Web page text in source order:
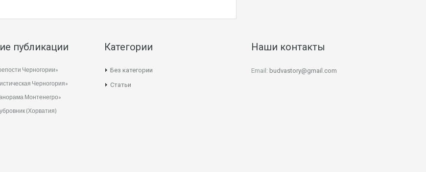
публикации
Черногории»
Черногория»
Монтенегро»
(Хорватия)
Категории
Без категории
Статьи
Наши контакты
Email: budvastory@gmail.com